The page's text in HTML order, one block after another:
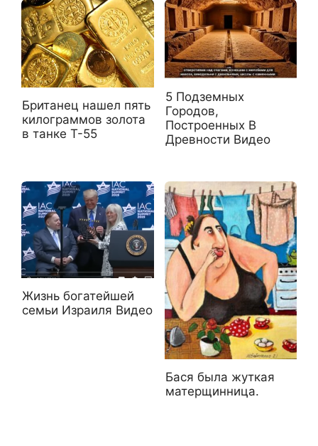
Британец нашел пять
килограммов золота
в танке Т-55
5 Подземных
Городов,
Построенных В
Древности Видео
Жизнь богатейшей
семьи Израиля Видео
Бася была жуткая
матерщинница.